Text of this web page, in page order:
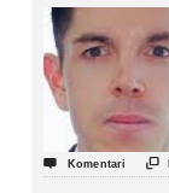
 Komentari 